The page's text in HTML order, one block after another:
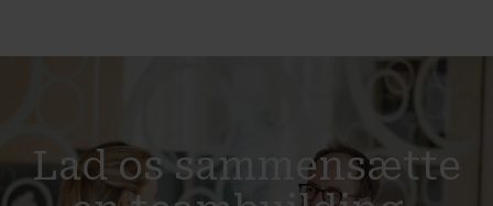
Lad os sammensætte